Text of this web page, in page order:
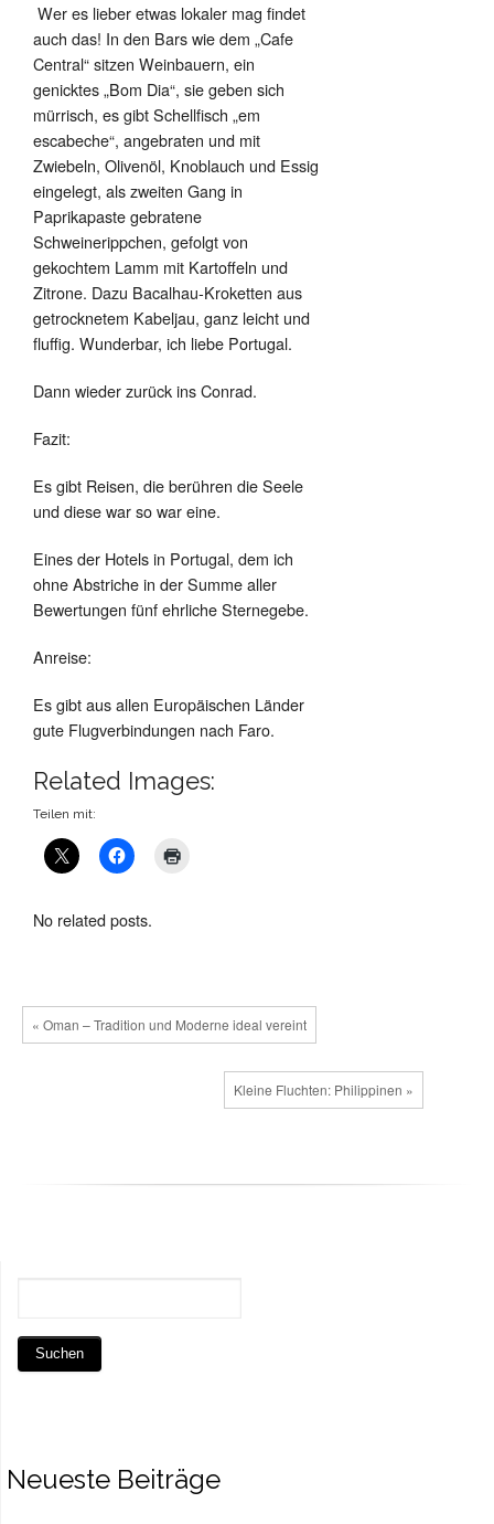
Wer es lieber etwas lokaler mag findet
auch das! In den Bars wie dem „Cafe
Central“ sitzen Weinbauern, ein
genicktes „Bom Dia“, sie geben sich
mürrisch, es gibt Schellfisch „em
escabeche“, angebraten und mit
Zwiebeln, Olivenöl, Knoblauch und Essig
eingelegt, als zweiten Gang in
Paprikapaste gebratene
Schweinerippchen, gefolgt von
gekochtem Lamm mit Kartoffeln und
Zitrone. Dazu Bacalhau-Kroketten aus
getrocknetem Kabeljau, ganz leicht und
fluffig. Wunderbar, ich liebe Portugal.
Dann wieder zurück ins Conrad.
Fazit:
Es gibt Reisen, die berühren die Seele
und diese war so war eine.
Eines der Hotels in Portugal, dem ich
ohne Abstriche in der Summe aller
Bewertungen fünf ehrliche Sternegebe.
Anreise:
Es gibt aus allen Europäischen Länder
gute Flugverbindungen nach Faro.
Related Images:
Teilen mit:
No related posts.
« Oman – Tradition und Moderne ideal vereint
Kleine Fluchten: Philippinen »
Neueste Beiträge